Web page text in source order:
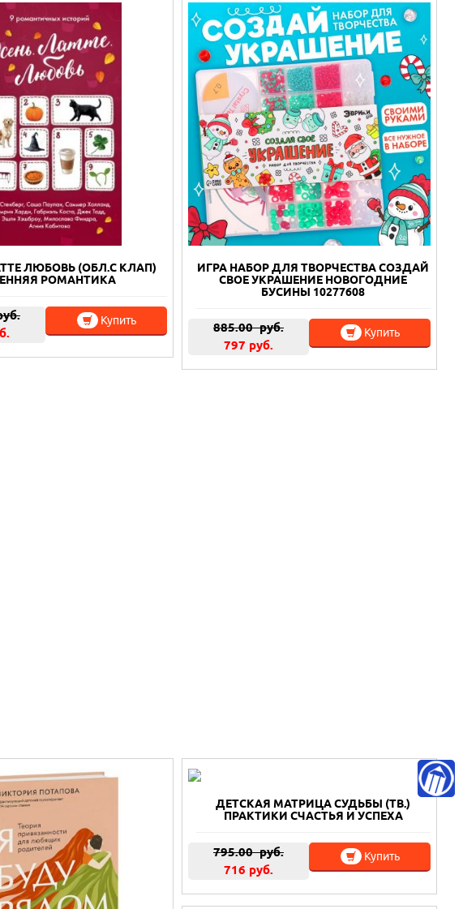
ЛЮБОВЬ (ОБЛ.С КЛАП)
РОМАНТИКА
Купить
ИГРА НАБОР ДЛЯ ТВОРЧЕСТВА СОЗДАЙ
СВОЕ УКРАШЕНИЕ НОВОГОДНИЕ
БУСИНЫ 10277608
885.00руб.
797 руб.
Купить
ДЕТСКАЯ МАТРИЦА СУДЬБЫ (ТВ.)
ПРАКТИКИ СЧАСТЬЯ И УСПЕХА
795.00руб.
716 руб.
Купить